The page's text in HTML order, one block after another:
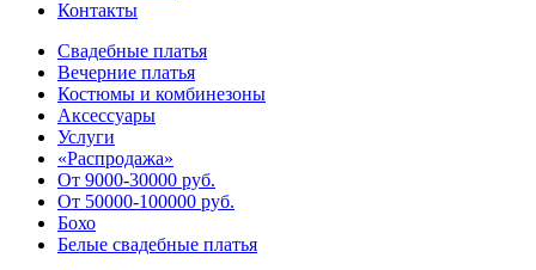
Контакты
Свадебные платья
Вечерние платья
Костюмы и комбинезоны
Аксессуары
Услуги
«Распродажа»
От 9000-30000 руб.
От 50000-100000 руб.
Бохо
Белые свадебные платья